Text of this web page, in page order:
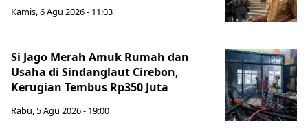
Kamis, 6 Agu 2026 - 11:03
Si Jago Merah Amuk Rumah dan
Usaha di Sindanglaut Cirebon,
Kerugian Tembus Rp350 Juta
Rabu, 5 Agu 2026 - 19:00